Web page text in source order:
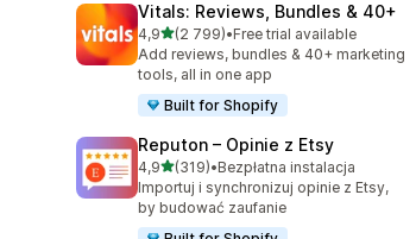
Vitals: Reviews, Bundles & 40+
4,9na 5 gwiazdek
(2 799)
Łączna liczba recenzji: 2799
•Free trial available
Add reviews, bundles & 40+ marketing
tools, all in one app
Built for Shopify
Reputon – Opinie z Etsy
4,9na 5 gwiazdek
(319)
Łączna liczba recenzji: 319
•Bezpłatna instalacja
Importuj i synchronizuj opinie z Etsy,
by budować zaufanie